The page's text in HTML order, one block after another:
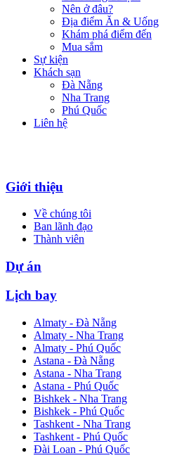
Nên ở đâu?
Địa điểm Ăn & Uống
Khám phá điểm đến
Mua sắm
Sự kiện
Khách sạn
Đà Nẵng
Nha Trang
Phú Quốc
Liên hệ
Giới thiệu
Về chúng tôi
Ban lãnh đạo
Thành viên
Dự án
Lịch bay
Almaty - Đà Nẵng
Almaty - Nha Trang
Almaty - Phú Quốc
Astana - Đà Nẵng
Astana - Nha Trang
Astana - Phú Quốc
Bishkek - Nha Trang
Bishkek - Phú Quốc
Tashkent - Nha Trang
Tashkent - Phú Quốc
Đài Loan - Phú Quốc